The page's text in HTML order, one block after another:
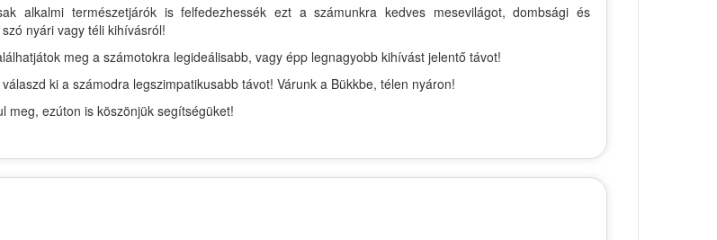
alkalmi természetjárók is felfedezhessék ezt a számunkra kedves mesevilágot, dombsági és
nyári vagy téli kihívásról!
meg a számotokra legideálisabb, vagy épp legnagyobb kihívást jelentő távot!
ki a számodra legszimpatikusabb távot! Várunk a Bükkbe, télen nyáron!
meg, ezúton is köszönjük segítségüket!